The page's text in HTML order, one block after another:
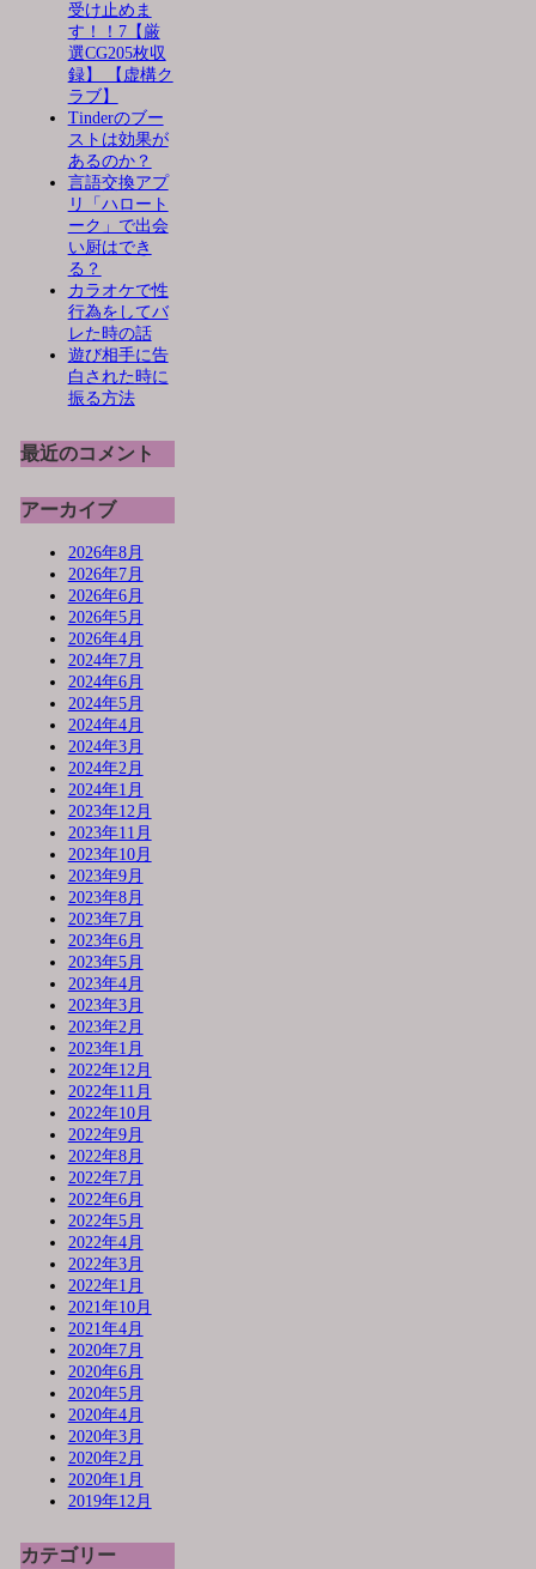
受け止めま
す！！7【厳
選CG205枚収
録】 【虚構ク
ラブ】
Tinderのブー
ストは効果が
あるのか？
言語交換アプ
リ「ハロート
ーク」で出会
い厨はでき
る？
カラオケで性
行為をしてバ
レた時の話
遊び相手に告
白された時に
振る方法
最近のコメント
アーカイブ
2026年8月
2026年7月
2026年6月
2026年5月
2026年4月
2024年7月
2024年6月
2024年5月
2024年4月
2024年3月
2024年2月
2024年1月
2023年12月
2023年11月
2023年10月
2023年9月
2023年8月
2023年7月
2023年6月
2023年5月
2023年4月
2023年3月
2023年2月
2023年1月
2022年12月
2022年11月
2022年10月
2022年9月
2022年8月
2022年7月
2022年6月
2022年5月
2022年4月
2022年3月
2022年1月
2021年10月
2021年4月
2020年7月
2020年6月
2020年5月
2020年4月
2020年3月
2020年2月
2020年1月
2019年12月
カテゴリー